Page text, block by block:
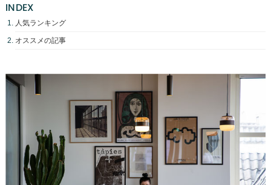
INDEX
人気ランキング
オススメの記事